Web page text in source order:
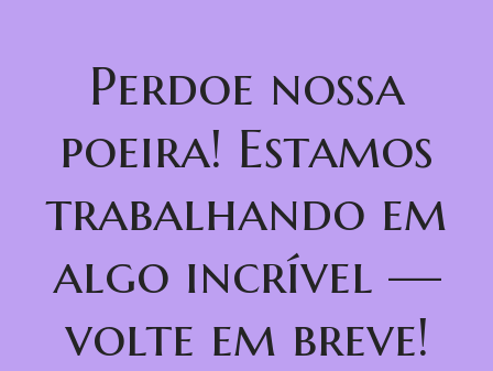
Perdoe nossa
poeira! Estamos
trabalhando em
algo incrível —
volte em breve!